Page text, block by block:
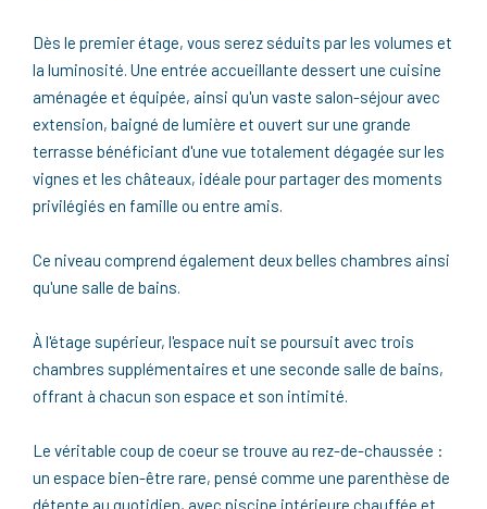
Dès le premier étage, vous serez séduits par les volumes et
la luminosité. Une entrée accueillante dessert une cuisine
aménagée et équipée, ainsi qu'un vaste salon-séjour avec
extension, baigné de lumière et ouvert sur une grande
terrasse bénéficiant d'une vue totalement dégagée sur les
vignes et les châteaux, idéale pour partager des moments
privilégiés en famille ou entre amis.
Ce niveau comprend également deux belles chambres ainsi
qu'une salle de bains.
À l'étage supérieur, l'espace nuit se poursuit avec trois
chambres supplémentaires et une seconde salle de bains,
offrant à chacun son espace et son intimité.
Le véritable coup de coeur se trouve au rez-de-chaussée :
un espace bien-être rare, pensé comme une parenthèse de
détente au quotidien, avec piscine intérieure chauffée et